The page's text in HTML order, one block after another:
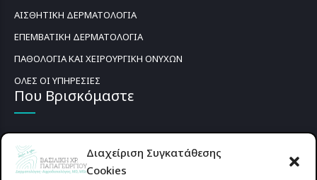
Διαχείριση Συγκατάθεσης
Cookies
ΑΙΣΘΗΤΙΚΗ ΔΕΡΜΑΤΟΛΟΓΙΑ
ΕΠΕΜΒΑΤΙΚΗ ΔΕΡΜΑΤΟΛΟΓΙΑ
ΠΑΘΟΛΟΓΙΑ ΚΑΙ ΧΕΙΡΟΥΡΓΙΚΗ ΟΝΥΧΩΝ
ΟΛΕΣ ΟΙ ΥΠΗΡΕΣΙΕΣ
Που Βρισκόμαστε